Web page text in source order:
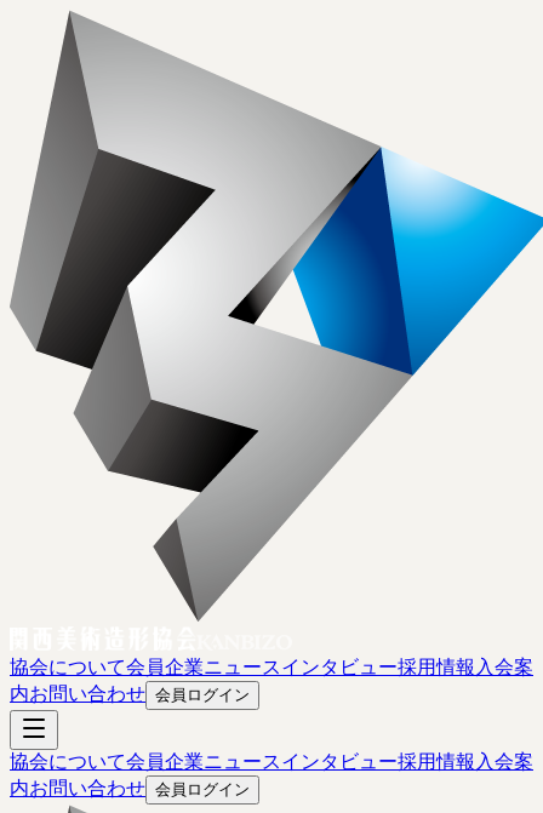
協会について会員企業ニュースインタビュー採用情報 入会案
内お問い合わせ 会員ログイン
協会について会員企業ニュースインタビュー採用情報 入会案
内お問い合わせ 会員ログイン